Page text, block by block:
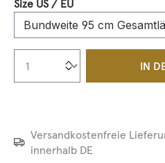
Size US / EUauswählen
Produkt Anzahl:IN
Versandkostenfreie
innerhalb DE